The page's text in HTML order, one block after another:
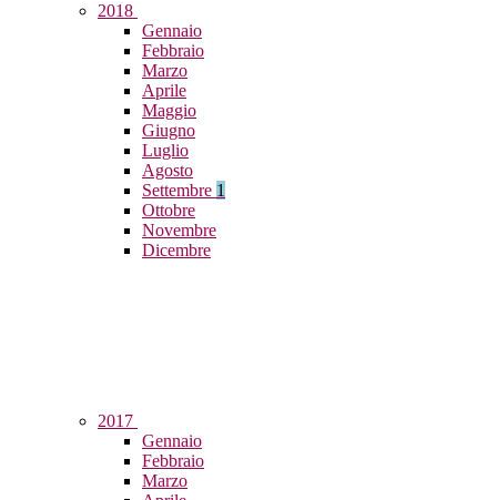
2018
Gennaio
Febbraio
Marzo
Aprile
Maggio
Giugno
Luglio
Agosto
Settembre 1
Ottobre
Novembre
Dicembre
2017
Gennaio
Febbraio
Marzo